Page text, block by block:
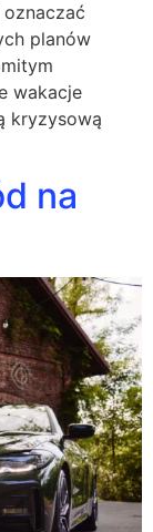
planów
wakacje
kryzysową
na